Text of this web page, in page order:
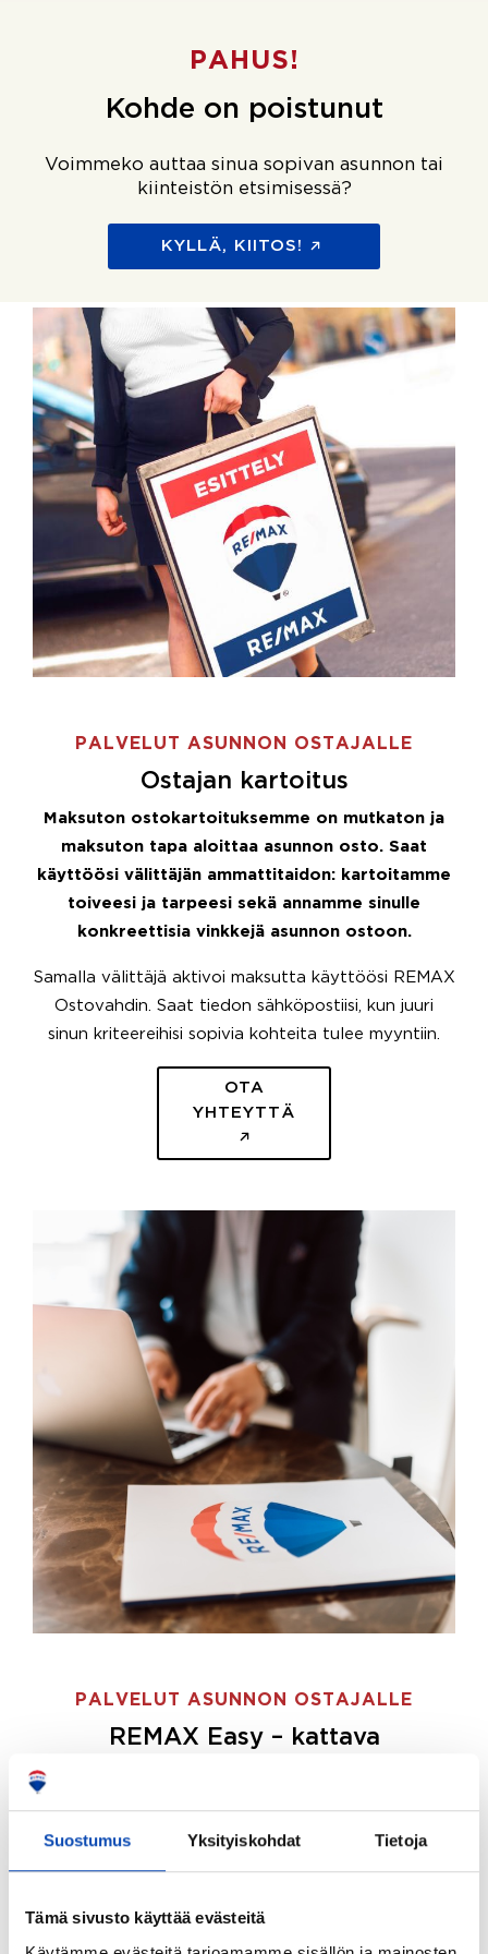
Suostumus Yksityiskohdat Tietoja
Tämä sivusto käyttää evästeitä
PAHUS!
Kohde on poistunut
Voimmeko auttaa sinua sopivan asunnon tai
kiinteistön etsimisessä?
KYLLÄ, KIITOS!
PALVELUT ASUNNON OSTAJALLE
Ostajan kartoitus
Maksuton ostokartoituksemme on mutkaton ja
maksuton tapa aloittaa asunnon osto. Saat
käyttöösi välittäjän ammattitaidon: kartoitamme
toiveesi ja tarpeesi sekä annamme sinulle
konkreettisia vinkkejä asunnon ostoon.
Samalla välittäjä aktivoi maksutta käyttöösi REMAX
Ostovahdin. Saat tiedon sähköpostiisi, kun juuri
sinun kriteereihisi sopivia kohteita tulee myyntiin.
OTA
YHTEYTTÄ
PALVELUT ASUNNON OSTAJALLE
REMAX Easy – kattava
ostajille.
Tee ostotoimeksianto ja etsimme juuri